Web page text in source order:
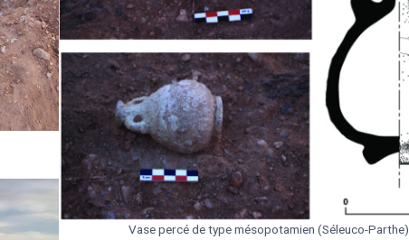
Vase percé de type mésopotamien (Séleuco-Parthe).